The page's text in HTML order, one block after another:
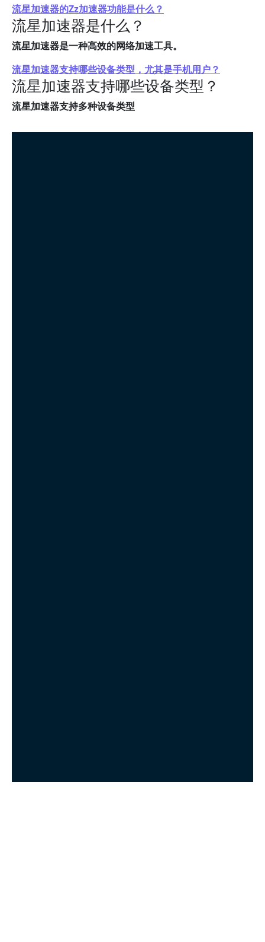
流星加速器的Zz加速器功能是什么？
流星加速器是什么？
流星加速器是一种高效的网络加速工具。
流星加速器支持哪些设备类型，尤其是手机用户？
流星加速器支持哪些设备类型？
流星加速器支持多种设备类型